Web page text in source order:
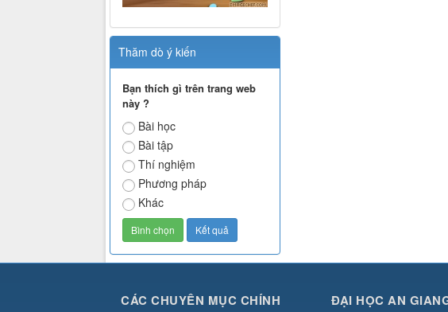
Thăm dò ý kiến
Bạn thích gì trên trang web
này ?
Bài học
Bài tập
Thí nghiệm
Phương pháp
Khác
CÁC CHUYÊN MỤC CHÍNH ĐẠI HỌC AN